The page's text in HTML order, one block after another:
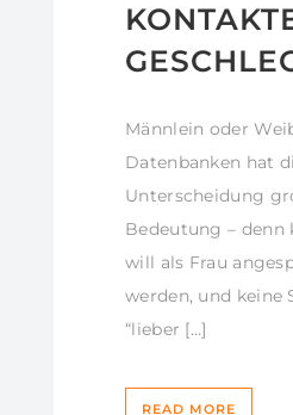
Männlein oder
Datenbanken hat
Unterscheidung
Bedeutung – denn
will als Frau
werden, und keine
“lieber […]
READ MORE